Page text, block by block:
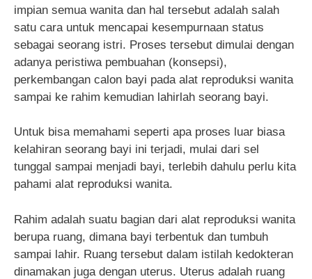
impian semua wanita dan hal tersebut adalah salah
satu cara untuk mencapai kesempurnaan status
sebagai seorang istri. Proses tersebut dimulai dengan
adanya peristiwa pembuahan (konsepsi),
perkembangan calon bayi pada alat reproduksi wanita
sampai ke rahim kemudian lahirlah seorang bayi.
Untuk bisa memahami seperti apa proses luar biasa
kelahiran seorang bayi ini terjadi, mulai dari sel
tunggal sampai menjadi bayi, terlebih dahulu perlu kita
pahami alat reproduksi wanita.
Rahim adalah suatu bagian dari alat reproduksi wanita
berupa ruang, dimana bayi terbentuk dan tumbuh
sampai lahir. Ruang tersebut dalam istilah kedokteran
dinamakan juga dengan uterus. Uterus adalah ruang